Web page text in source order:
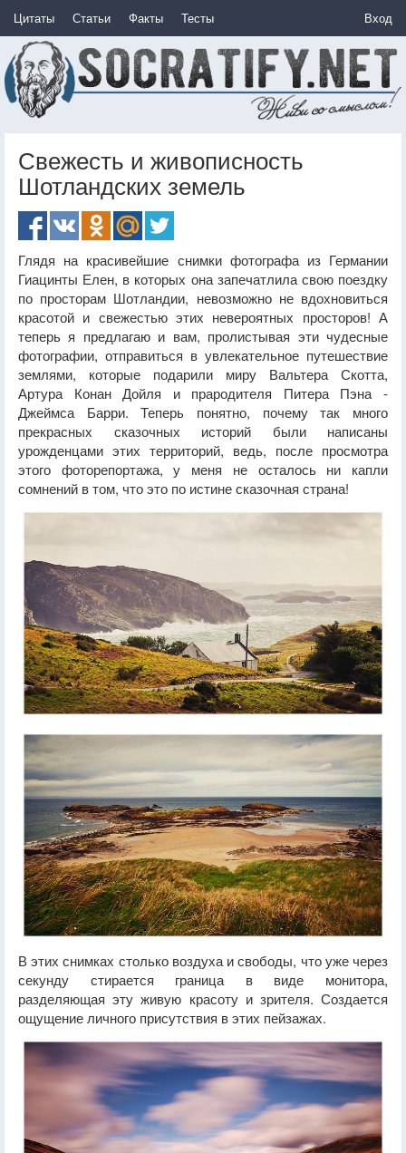
Цитаты Статьи Факты Тесты Вход
Свежесть и живописность
Шотландских земель
Глядя на красивейшие снимки фотографа из Германии
Гиацинты Елен, в которых она запечатлила свою поездку
по просторам Шотландии, невозможно не вдохновиться
красотой и свежестью этих невероятных просторов! А
теперь я предлагаю и вам, пролистывая эти чудесные
фотографии, отправиться в увлекательное путешествие
землями, которые подарили миру Вальтера Скотта,
Артура Конан Дойля и прародителя Питера Пэна -
Джеймса Барри. Теперь понятно, почему так много
прекрасных сказочных историй были написаны
урожденцами этих территорий, ведь, после просмотра
этого фоторепортажа, у меня не осталось ни капли
сомнений в том, что это по истине сказочная страна!
В этих снимках столько воздуха и свободы, что уже через
секунду стирается граница в виде монитора,
разделяющая эту живую красоту и зрителя. Создается
ощущение личного присутствия в этих пейзажах.